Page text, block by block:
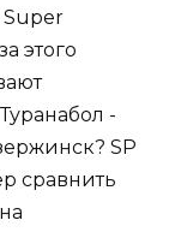
этого
-
SP
сравнить